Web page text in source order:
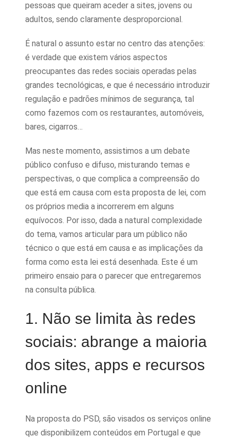
pessoas que queiram aceder a sites, jovens ou
adultos, sendo claramente desproporcional.
É natural o assunto estar no centro das atenções:
é verdade que existem vários aspectos
preocupantes das redes sociais operadas pelas
grandes tecnológicas, e que é necessário introduzir
regulação e padrões mínimos de segurança, tal
como fazemos com os restaurantes, automóveis,
bares, cigarros…
Mas neste momento, assistimos a um debate
público confuso e difuso, misturando temas e
perspectivas, o que complica a compreensão do
que está em causa com esta proposta de lei, com
os próprios media a incorrerem em alguns
equívocos. Por isso, dada a natural complexidade
do tema, vamos articular para um público não
técnico o que está em causa e as implicações da
forma como esta lei está desenhada. Este é um
primeiro ensaio para o parecer que entregaremos
na consulta pública.
1. Não se limita às redes
sociais: abrange a maioria
dos sites, apps e recursos
online
Na proposta do PSD, são visados os serviços online
que disponibilizem conteúdos em Portugal e que